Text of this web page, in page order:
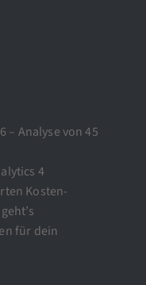
– Analyse von 45
4
Kosten-
für dein